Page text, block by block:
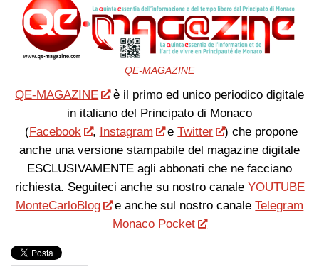
QE-MAGAZINE
QE-MAGAZINE
è il primo ed unico periodico digitale
in italiano del Principato di Monaco
(Facebook , Instagram eTwitter
) che propone
anche una versione stampabile del magazine digitale
ESCLUSIVAMENTE agli abbonati che ne facciano
richiesta. Seguiteci anche su nostro canale YOUTUBE
MonteCarloBlog
e anche sul nostro canaleTelegram
Monaco Pocket